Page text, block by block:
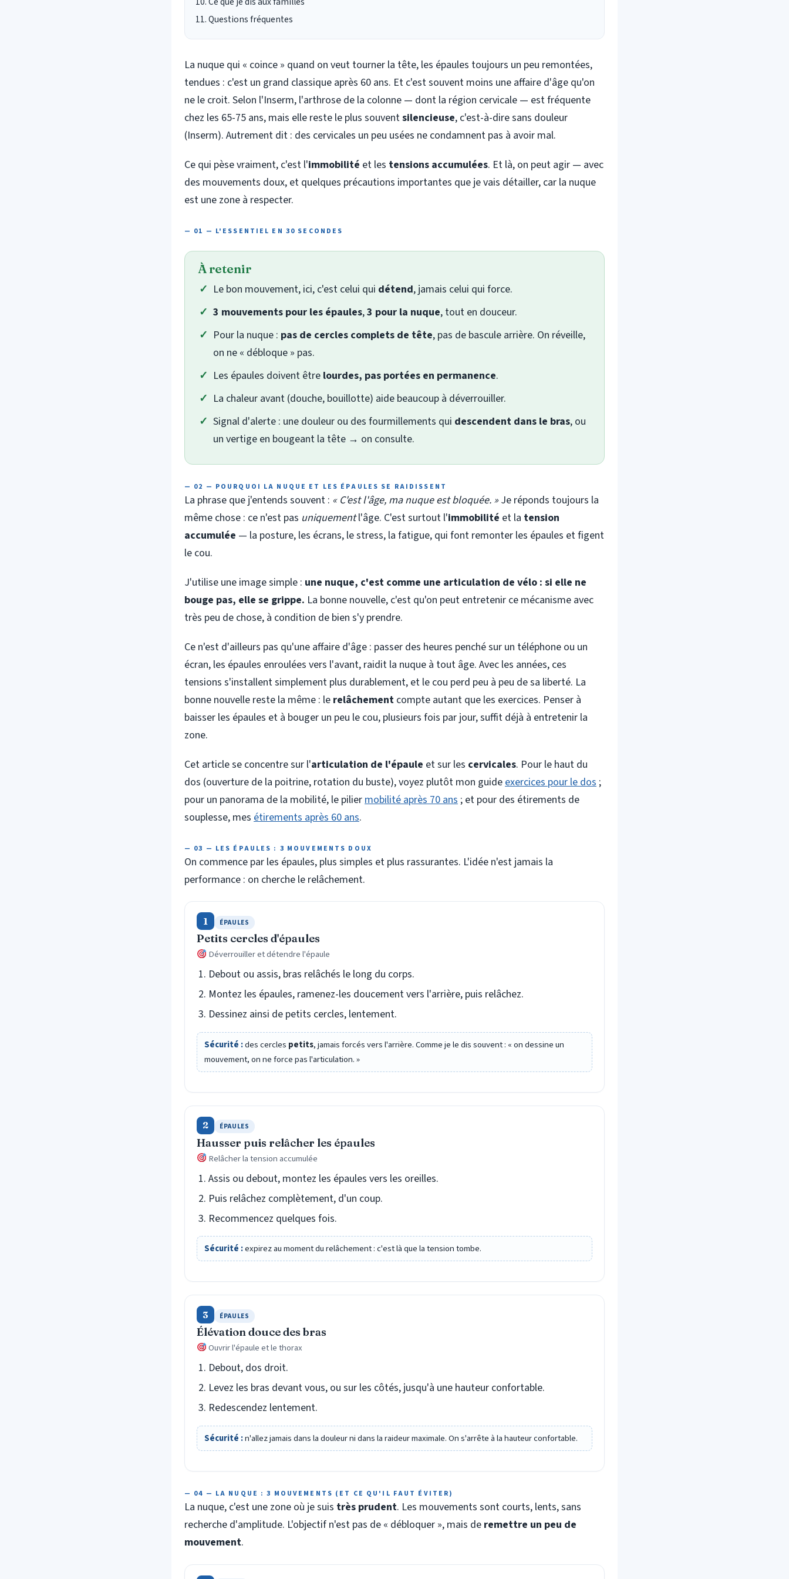
Questions fréquentes
La nuque qui « coince » quand on veut tourner la tête, les épaules toujours un peu remontées,
tendues : c'est un grand classique après 60 ans. Et c'est souvent moins une affaire d'âge qu'on
ne le croit. Selon l'Inserm, l'arthrose de la colonne — dont la région cervicale — est fréquente
chez les 65-75 ans, mais elle reste le plus souventsilencieuse, c'est-à-dire sans douleur
(Inserm). Autrement dit : des cervicales un peu usées ne condamnent pas à avoir mal.
Ce qui pèse vraiment, c'est l'immobilité et les tensions accumulées. Et là, on peut agir — avec
des mouvements doux, et quelques précautions importantes que je vais détailler, car la nuque
est une zone à respecter.
— 01 — L'ESSENTIEL EN 30 SECONDES
À retenir
Le bon mouvement, ici, c'est celui qui détend, jamais celui qui force.
3 mouvements pour les épaules,3 pour la nuque, tout en douceur.
Pour la nuque : pas de cercles complets de tête, pas de bascule arrière. On réveille,
on ne « débloque » pas.
Les épaules doivent être lourdes, pas portées en permanence.
La chaleur avant (douche, bouillotte) aide beaucoup à déverrouiller.
Signal d'alerte : une douleur ou des fourmillements qui descendent dans le bras, ou
un vertige en bougeant la tête → on consulte.
— 02 — POURQUOI LA NUQUE ET LES ÉPAULES SE RAIDISSENT
La phrase que j'entends souvent : « C'est l'âge, ma nuque est bloquée. » Je réponds toujours la
même chose : ce n'est pas uniquementl'âge. C'est surtout l'immobilité et la tension
accumulée — la posture, les écrans, le stress, la fatigue, qui font remonter les épaules et figent
le cou.
J'utilise une image simple : une nuque, c'est comme une articulation de vélo : si elle ne
bouge pas, elle se grippe. La bonne nouvelle, c'est qu'on peut entretenir ce mécanisme avec
très peu de chose, à condition de bien s'y prendre.
Ce n'est d'ailleurs pas qu'une affaire d'âge : passer des heures penché sur un téléphone ou un
écran, les épaules enroulées vers l'avant, raidit la nuque à tout âge. Avec les années, ces
tensions s'installent simplement plus durablement, et le cou perd peu à peu de sa liberté. La
bonne nouvelle reste la même : le relâchement compte autant que les exercices. Penser à
baisser les épaules et à bouger un peu le cou, plusieurs fois par jour, suffit déjà à entretenir la
zone.
Cet article se concentre sur l'articulation de l'épaule et sur les cervicales. Pour le haut du
dos (ouverture de la poitrine, rotation du buste), voyez plutôt mon guide exercices pour le dos ;
pour un panorama de la mobilité, le pilier mobilité après 70 ans ; et pour des étirements de
souplesse, mes étirements après 60 ans.
— 03 — LES ÉPAULES : 3 MOUVEMENTS DOUX
On commence par les épaules, plus simples et plus rassurantes. L'idée n'est jamais la
performance : on cherche le relâchement.
1 ÉPAULES
Petits cercles d'épaules
Déverrouiller et détendre l'épaule
Debout ou assis, bras relâchés le long du corps.
Montez les épaules, ramenez-les doucement vers l'arrière, puis relâchez.
Dessinez ainsi de petits cercles, lentement.
Sécurité :des cercles petits, jamais forcés vers l'arrière. Comme je le dis souvent : « on dessine un
mouvement, on ne force pas l'articulation. »
2 ÉPAULES
Hausser puis relâcher les épaules
Relâcher la tension accumulée
Assis ou debout, montez les épaules vers les oreilles.
Puis relâchez complètement, d'un coup.
Recommencez quelques fois.
Sécurité :expirez au moment du relâchement : c'est là que la tension tombe.
3 ÉPAULES
Élévation douce des bras
Ouvrir l'épaule et le thorax
Debout, dos droit.
Levez les bras devant vous, ou sur les côtés, jusqu'à une hauteur confortable.
Redescendez lentement.
Sécurité :n'allez jamais dans la douleur ni dans la raideur maximale. On s'arrête à la hauteur confortable.
— 04 — LA NUQUE : 3 MOUVEMENTS (ET CE QU'IL FAUT ÉVITER)
La nuque, c'est une zone où je suis très prudent. Les mouvements sont courts, lents, sans
recherche d'amplitude. L'objectif n'est pas de « débloquer », mais de remettre un peu de
mouvement.